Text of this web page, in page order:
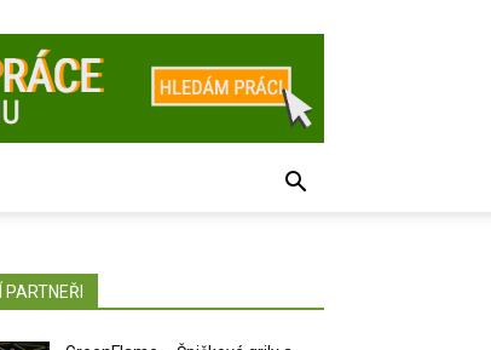
PARTNEŘI